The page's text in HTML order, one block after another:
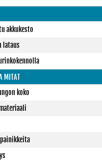
akkukesto
lataus
MITAT
koko